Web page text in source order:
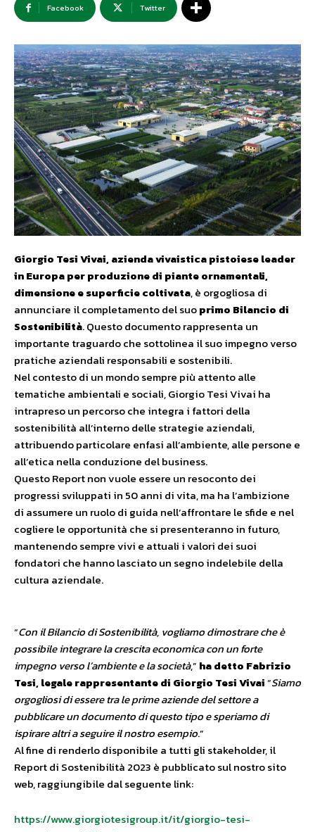
Facebook Twitter
Giorgio Tesi Vivai, azienda vivaistica pistoiese leader
in Europa per produzione di piante ornamentali,
dimensione e superficie coltivata, è orgogliosa di
annunciare il completamento del suoprimo Bilancio di
Sostenibilità. Questo documento rappresenta un
importante traguardo che sottolinea il suo impegno verso
pratiche aziendali responsabili e sostenibili.
Nel contesto di un mondo sempre più attento alle
tematiche ambientali e sociali, Giorgio Tesi Vivai ha
intrapreso un percorso che integra i fattori della
sostenibilità all’interno delle strategie aziendali,
attribuendo particolare enfasi all’ambiente, alle persone e
all’etica nella conduzione del business.
Questo Report non vuole essere un resoconto dei
progressi sviluppati in 50 anni di vita, ma ha l’ambizione
di assumere un ruolo di guida nell’affrontare le sfide e nel
cogliere le opportunità che si presenteranno in futuro,
mantenendo sempre vivi e attuali i valori dei suoi
fondatori che hanno lasciato un segno indelebile della
cultura aziendale.
“Con il Bilancio di Sostenibilità, vogliamo dimostrare che è
possibile integrare la crescita economica con un forte
impegno verso l’ambiente e la società,” ha detto Fabrizio
Tesi, legale rappresentante di Giorgio Tesi Vivai“Siamo
orgogliosi di essere tra le prime aziende del settore a
pubblicare un documento di questo tipo e speriamo di
ispirare altri a seguire il nostro esempio.”
Al fine di renderlo disponibile a tutti gli stakeholder, il
Report di Sostenibilità 2023 è pubblicato sul nostro sito
web, raggiungibile dal seguente link:
https://www.giorgiotesigroup.it/it/giorgio-tesi-